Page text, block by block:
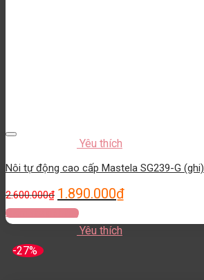
Yêu thích
Nôi tự động cao cấp Mastela SG239-G (ghi)
2.600.000₫ 1.890.000₫
Thêm vào giỏ hàng
Yêu thích
-27%